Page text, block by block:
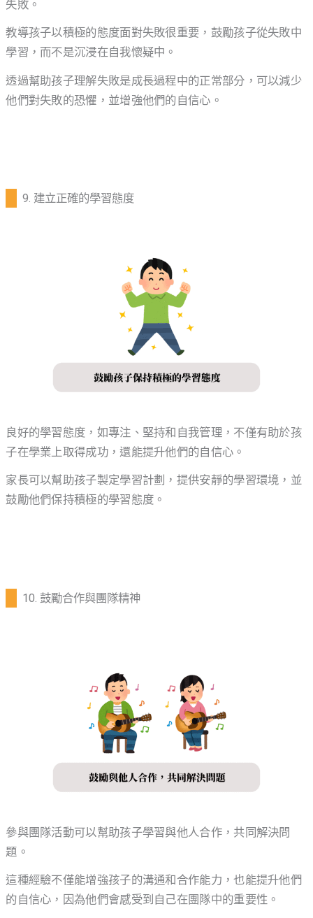
失敗。
教導孩子以積極的態度面對失敗很重要，鼓勵孩子從失敗中
學習，而不是沉浸在自我懷疑中。
透過幫助孩子理解失敗是成長過程中的正常部分，可以減少
他們對失敗的恐懼，並增強他們的自信心。
9. 建立正確的學習態度
良好的學習態度，如專注、堅持和自我管理，不僅有助於孩
子在學業上取得成功，還能提升他們的自信心。
家長可以幫助孩子製定學習計劃，提供安靜的學習環境，並
鼓勵他們保持積極的學習態度。
10. 鼓勵合作與團隊精神
參與團隊活動可以幫助孩子學習與他人合作，共同解決問
題。
這種經驗不僅能增強孩子的溝通和合作能力，也能提升他們
的自信心，因為他們會感受到自己在團隊中的重要性。